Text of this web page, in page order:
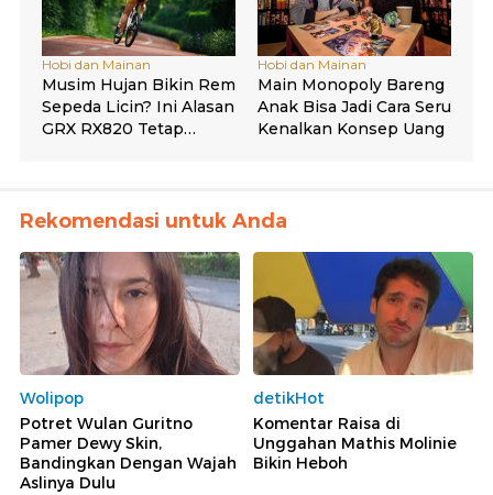
Rekomendasi untuk Anda
Wolipop
Potret Wulan Guritno
Pamer Dewy Skin,
Bandingkan Dengan Wajah
Aslinya Dulu
detikHot
Komentar Raisa di
Unggahan Mathis Molinie
Bikin Heboh